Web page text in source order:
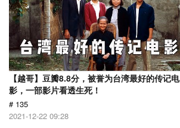
【越哥】豆瓣8.8分，被誉为台湾最好的传记电
影，一部影片看透生死！
# 135
2021-12-22 09:28